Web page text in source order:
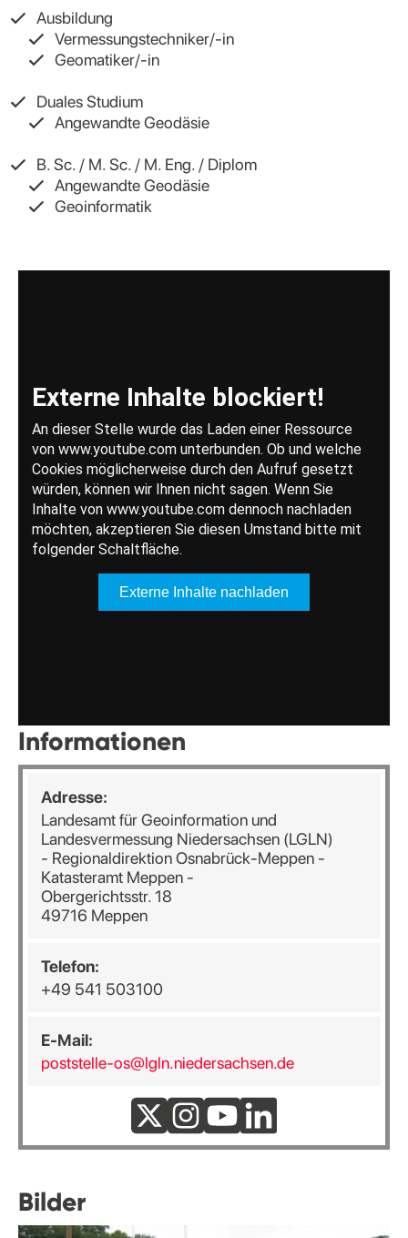
Ausbildung
Vermessungstechniker/-in
Geomatiker/-in
Duales Studium
Angewandte Geodäsie
B. Sc. / M. Sc. / M. Eng. / Diplom
Angewandte Geodäsie
Geoinformatik
Informationen
Adresse:
Landesamt für Geoinformation und
Landesvermessung Niedersachsen (LGLN)
- Regionaldirektion Osnabrück-Meppen -
Katasteramt Meppen -
Obergerichtsstr. 18
49716 Meppen
Telefon:
+49 541 503100
E-Mail:
poststelle-os@lgln.niedersachsen.de
Bilder